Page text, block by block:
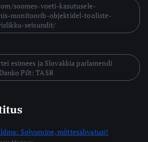
soomes-voeti-kasutusele-
monitoorib-objektidel-tooliste-
seisundit/
esimees ja Slovakkia parlamendi
Pilt: TASR
Solvumine, mõttesähvatusi!